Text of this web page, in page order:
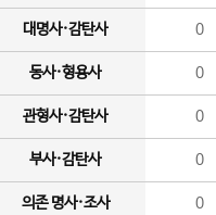
대명사·감탄사 0
동사·형용사 0
관형사·감탄사 0
부사·감탄사 0
의존 명사·조사 0